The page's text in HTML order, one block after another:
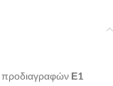
προδιαγραφών Ε1